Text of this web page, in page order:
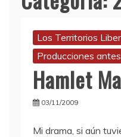
Los Territorios
Producciones
Hamlet
03/11/2009
Mi drama, si aún